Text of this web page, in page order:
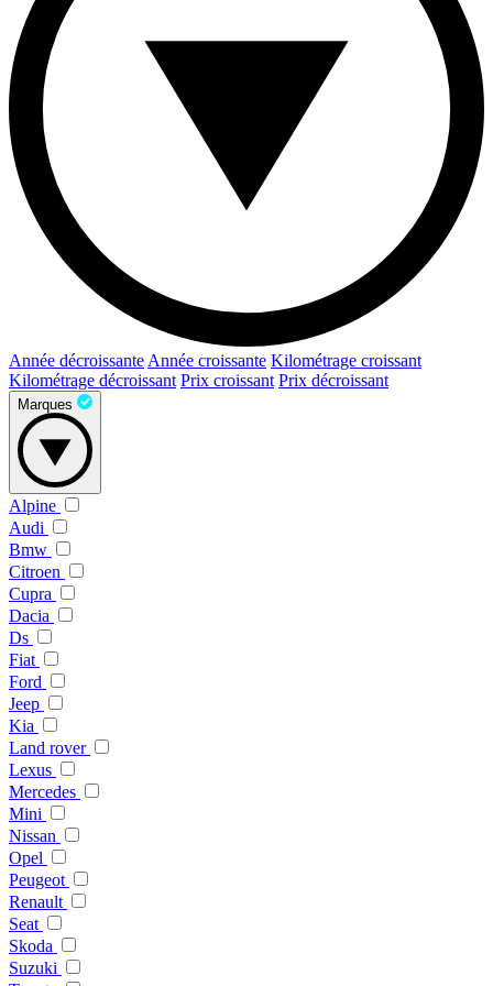
Année décroissante Année croissante Kilométrage croissant
Kilométrage décroissant Prix croissant Prix décroissant
Marques
Alpine
Audi
Bmw
Citroen
Cupra
Dacia
Ds
Fiat
Ford
Jeep
Kia
Land rover
Lexus
Mercedes
Mini
Nissan
Opel
Peugeot
Renault
Seat
Skoda
Suzuki